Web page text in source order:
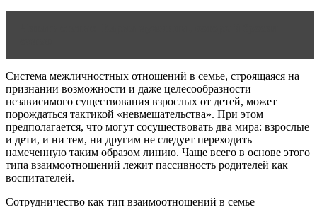
Система межличностных отношений в семье, строящаяся на
признании возможности и даже целесообразности
независимого существования взрослых от детей, может
порождаться тактикой «невмешательства». При этом
предполагается, что могут сосуществовать два мира: взрослые
и дети, и ни тем, ни другим не следует переходить
намеченную таким образом линию. Чаще всего в основе этого
типа взаимоотношений лежит пассивность родителей как
воспитателей.
Сотрудничество как тип взаимоотношений в семье